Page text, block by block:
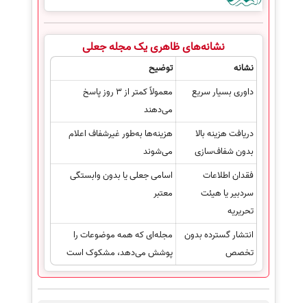
نشانه‌های ظاهری یک مجله جعلی
نشانه
توضیح
داوری بسیار سریع
معمولاً کمتر از 3 روز پاسخ
می‌دهند
دریافت هزینه بالا
بدون شفاف‌سازی
هزینه‌ها به‌طور غیرشفاف اعلام
می‌شوند
فقدان اطلاعات
سردبیر یا هیئت
تحریریه
اسامی جعلی یا بدون وابستگی
معتبر
انتشار گسترده بدون
تخصص
مجله‌ای که همه موضوعات را
پوشش می‌دهد، مشکوک است